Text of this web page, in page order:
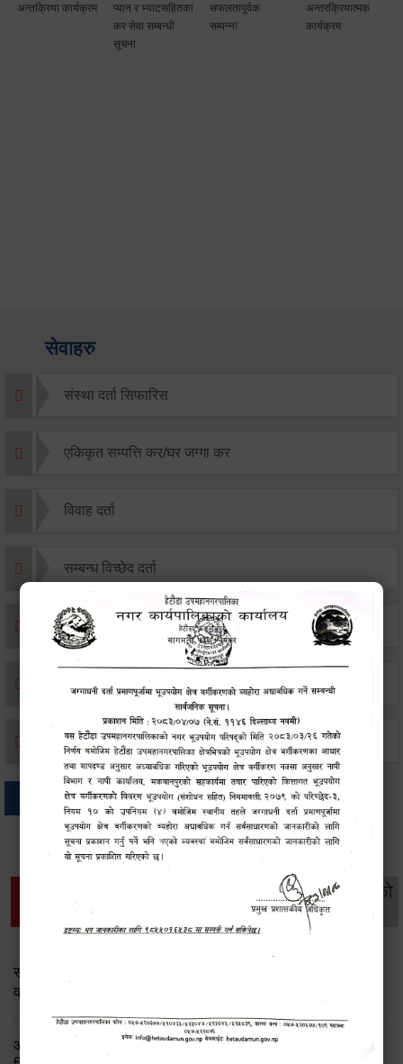
अन्तक्रिया कार्यक्रम
प्यान र भ्याटसहितका
कर सेवा सम्बन्धी
सूचना
सफलतापूर्वक
सम्पन्न!
अन्तरक्रियात्मक
कार्यक्रम
सेवाहरु
संस्था दर्ता सिफारिस
एकिकृत सम्पत्ति कर/घर जग्गा कर
विवाह दर्ता
सम्बन्ध विच्छेद दर्ता
बसाइ-सराई जाने/आउने दर्ता
मृत्यू दर्ता
जन्म दर्ता
थप विवरणहरु
व्यक्तिगत घटना दर्ता
महिला
वातावरण
सूचनाको
सामाजिक सुरक्षा तथा पञ्जीकरण शाखा ( आ.व. २०८२/०८३ को
वार्षिक प्रगति प्रतिवेदन)
आ.व.२०८२।८३ को सामाजिक सुरक्षा भत्ता प्राप्त गर्ने लाभग्राहीको